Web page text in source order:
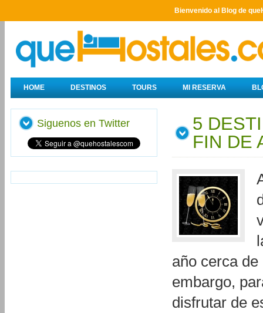
Bienvenido al Blog de
HOME DESTINOS TOURS MI RESERVA
5
FIN DE
año cerca
embargo,
disfrutar de
Siguenos en Twitter